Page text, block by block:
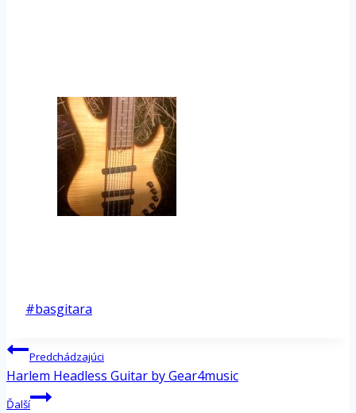
Post
#basgitara
Navigácia
v
článku
Predchádzajúci
Harlem Headless Guitar by Gear4music
Ďalší